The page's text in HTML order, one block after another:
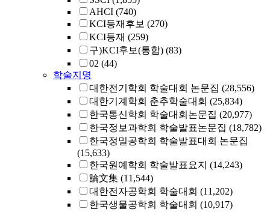
AHCI (740)
KCI등재후보 (270)
KCI등재 (259)
구)KCI후보(통합) (83)
02 (44)
학술지명
대한전기학회 학술대회 논문집 (28,556)
대한기계학회 춘추학술대회 (25,834)
한국통신학회 학술대회논문집 (20,977)
한국정보과학회 학술발표논문집 (18,782)
한국정밀공학회 학술발표대회 논문집
(15,633)
한국원예학회 학술발표요지 (14,243)
論文集 (11,544)
대한전자공학회 학술대회 (11,202)
한국생물공학회 학술대회 (10,917)